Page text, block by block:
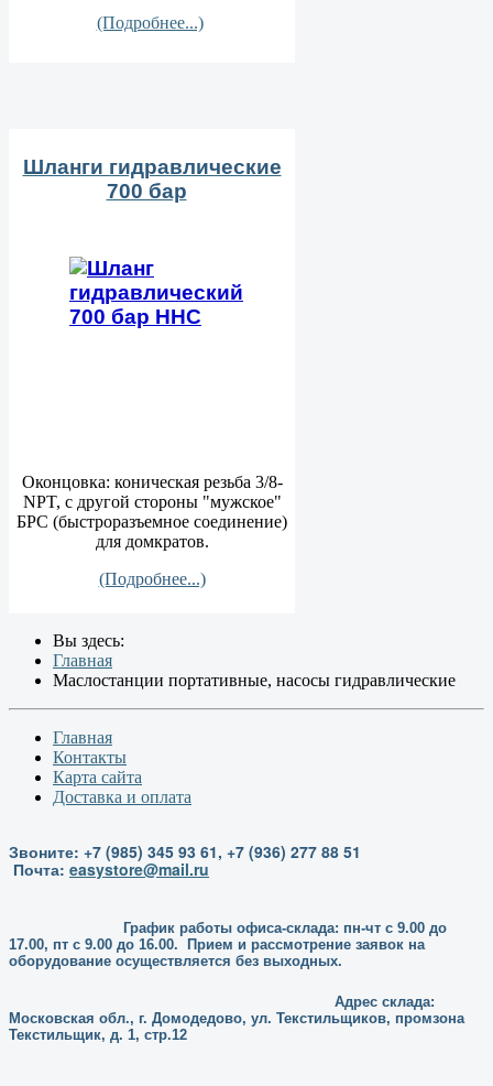
(Подробнее...)
Шланги гидравлические
700 бар
Оконцовка: коническая резьба 3/8-
NPT, с другой стороны "мужское"
БРС (быстроразъемное соединение)
для домкратов.
(Подробнее...)
Вы здесь:
Главная
Маслостанции портативные, насосы гидравлические
Главная
Контакты
Карта сайта
Доставка и оплата
Звоните: +7 (985) 345 93 61, +7 (936) 277 88 51
Почта: easystore@mail.ru
График работы офиса-склада: пн-чт с 9.00 до
17.00, пт с 9.00 до 16.00. Прием и рассмотрение заявок на
оборудование осуществляется без выходных.
Адрес склада:
Московская обл., г. Домодедово, ул. Текстильщиков, промзона
Текстильщик, д. 1, стр.12